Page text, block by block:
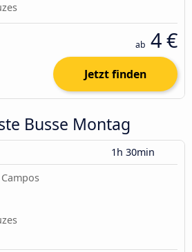
ab 4 €
Jetzt finden
Busse Montag
1h 30min